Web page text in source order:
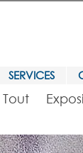
SERVICES
Tout